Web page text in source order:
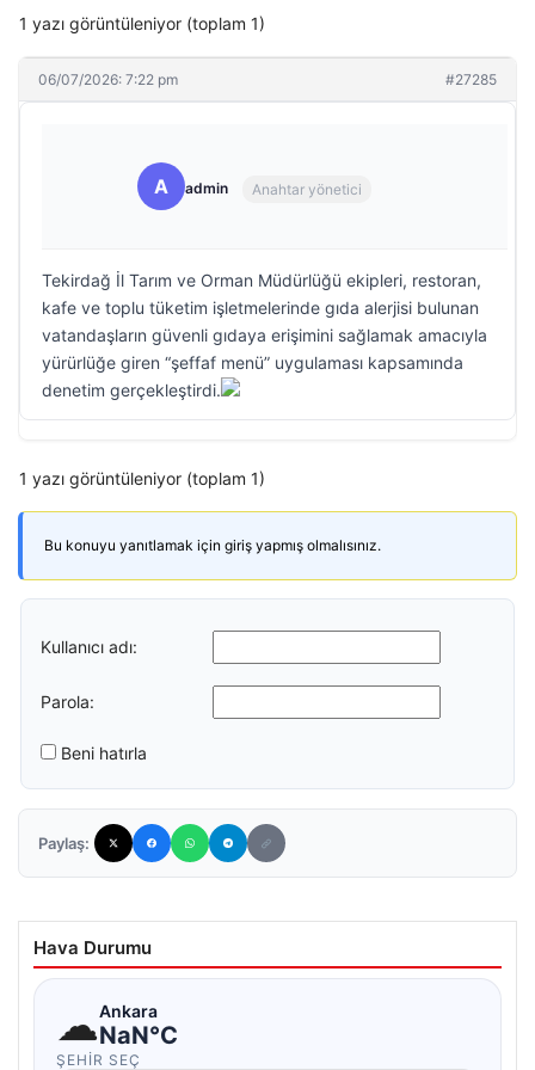
1 yazı görüntüleniyor (toplam 1)
06/07/2026: 7:22 pm #27285
A admin Anahtar yönetici
Tekirdağ İl Tarım ve Orman Müdürlüğü ekipleri, restoran,
kafe ve toplu tüketim işletmelerinde gıda alerjisi bulunan
vatandaşların güvenli gıdaya erişimini sağlamak amacıyla
yürürlüğe giren “şeffaf menü” uygulaması kapsamında
denetim gerçekleştirdi.
1 yazı görüntüleniyor (toplam 1)
Bu konuyu yanıtlamak için giriş yapmış olmalısınız.
Kullanıcı adı:
Parola:
Beni hatırla
Paylaş:
Hava Durumu
☁Ankara
NaN°C
ŞEHIR SEÇ